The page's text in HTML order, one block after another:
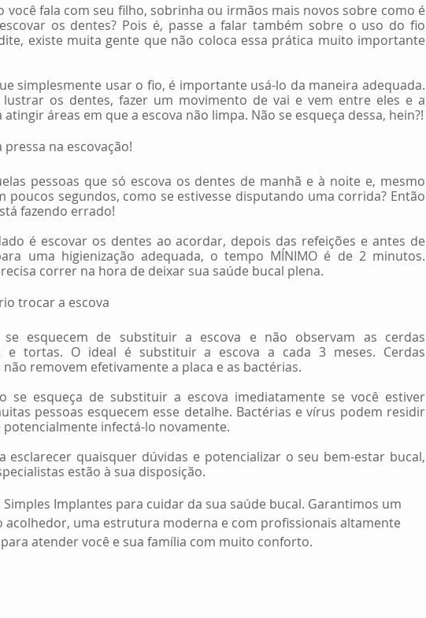
você fala com seu filho, sobrinha ou irmãos mais novos sobre como é
os dentes? Pois é, passe a falar também sobre o uso do fio
existe muita gente que não coloca essa prática muito importante
simplesmente usar o fio, é importante usá-lo da maneira adequada.
os dentes, fazer um movimento de vai e vem entre eles e a
atingir áreas em que a escova não limpa. Não se esqueça dessa, hein?!
pressa na escovação!
pessoas que só escova os dentes de manhã e à noite e, mesmo
poucos segundos, como se estivesse disputando uma corrida? Então
fazendo errado!
é escovar os dentes ao acordar, depois das refeições e antes de
uma higienização adequada, o tempo MÍNIMO é de 2 minutos.
correr na hora de deixar sua saúde bucal plena.
trocar a escova
se esquecem de substituir a escova e não observam as cerdas
e tortas. O ideal é substituir a escova a cada 3 meses. Cerdas
não removem efetivamente a placa e as bactérias.
se esqueça de substituir a escova imediatamente se você estiver
pessoas esquecem esse detalhe. Bactérias e vírus podem residir
potencialmente infectá-lo novamente.
esclarecer quaisquer dúvidas e potencializar o seu bem-estar bucal,
estão à sua disposição.
Simples Implantes para cuidar da sua saúde bucal. Garantimos um
acolhedor, uma estrutura moderna e com profissionais altamente
atender você e sua família com muito conforto.